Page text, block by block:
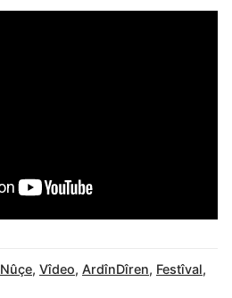
Nûçe, Vîdeo, ArdînDîren, Festîval,